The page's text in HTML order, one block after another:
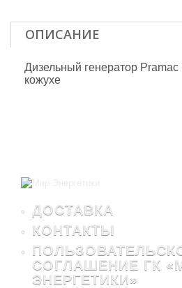
ОПИСАНИЕ
Дизельный генератор
кожухе
ДОСТАВКА
КОНТАКТЫ
СОГЛАШЕНИЕ ГК
ЭНЕРГЕТИКИ»